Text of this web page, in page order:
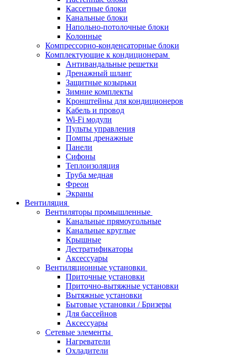
Кассетные блоки
Канальные блоки
Напольно-потолочные блоки
Колонные
Компрессорно-конденсаторные блоки
Комплектующие к кондиционерам
Антивандальные решетки
Дренажный шланг
Защитные козырьки
Зимние комплекты
Кронштейны для кондиционеров
Кабель и провод
Wi-Fi модули
Пульты управления
Помпы дренажные
Панели
Сифоны
Теплоизоляция
Труба медная
Фреон
Экраны
Вентиляция
Вентиляторы промышленные
Канальные прямоугольные
Канальные круглые
Крышные
Дестратификаторы
Аксессуары
Вентиляционные установки
Приточные установки
Приточно-вытяжные установки
Вытяжные установки
Бытовые установки / Бризеры
Для бассейнов
Аксессуары
Сетевые элементы
Нагреватели
Охладители